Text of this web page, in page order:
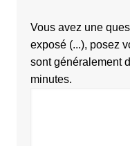
Vous avez une
exposé (...), posez
sont généralement
minutes.